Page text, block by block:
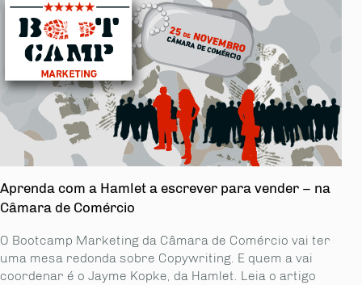
Aprenda com a Hamlet a escrever para vender – na
Câmara de Comércio
O Bootcamp Marketing da Câmara de Comércio vai ter
uma mesa redonda sobre Copywriting. E quem a vai
coordenar é o Jayme Kopke, da Hamlet. Leia o artigo